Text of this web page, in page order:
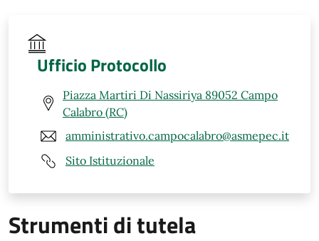
Ufficio Protocollo
Piazza Martiri Di Nassiriya 89052 Campo
Calabro (RC)
amministrativo.campocalabro@asmepec.it
Sito Istituzionale
Strumenti di tutela